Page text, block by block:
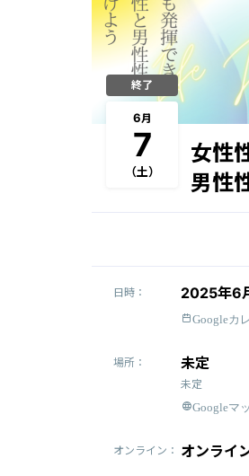
終了
6月
7
（土）
女性
男性
日時： 2025年6
Googleカ
場所： 未定
未定
Googleマ
オンライン： オンライ